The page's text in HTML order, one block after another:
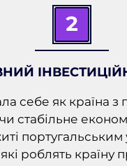
2
себе як країна
стабільне
які роблять